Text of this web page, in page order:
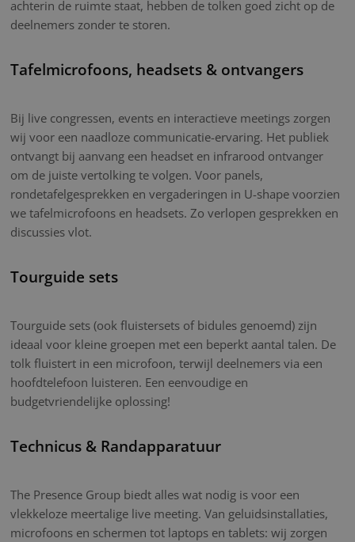
achterin de ruimte staat, hebben de tolken goed zicht op de
deelnemers zonder te storen.
Tafelmicrofoons, headsets & ontvangers
Bij live congressen, events en interactieve meetings zorgen
wij voor een naadloze communicatie-ervaring. Het publiek
ontvangt bij aanvang een headset en infrarood ontvanger
om de juiste vertolking te volgen. Voor panels,
rondetafelgesprekken en vergaderingen in U-shape voorzien
we tafelmicrofoons en headsets. Zo verlopen gesprekken en
discussies vlot.
Tourguide sets
Tourguide sets (ook fluistersets of bidules genoemd) zijn
ideaal voor kleine groepen met een beperkt aantal talen. De
tolk fluistert in een microfoon, terwijl deelnemers via een
hoofdtelefoon luisteren. Een eenvoudige en
budgetvriendelijke oplossing!
Technicus & Randapparatuur
The Presence Group biedt alles wat nodig is voor een
vlekkeloze meertalige live meeting. Van geluidsinstallaties,
microfoons en schermen tot laptops en tablets: wij zorgen